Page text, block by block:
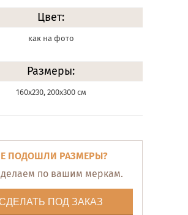
Цвет:
как на фото
Размеры:
160х230, 200х300 см
ПОДОШЛИ РАЗМЕРЫ?
по вашим меркам.
ПОД ЗАКАЗ